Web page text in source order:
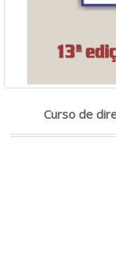
Curso de